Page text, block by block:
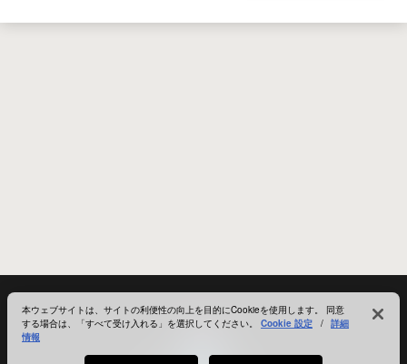
本ウェブサイトは、サイトの利便性の向上を目的にCookieを使用します。 同意
する場合は、「すべて受け入れる」を選択してください。 Cookie 設定 / 詳細
情報